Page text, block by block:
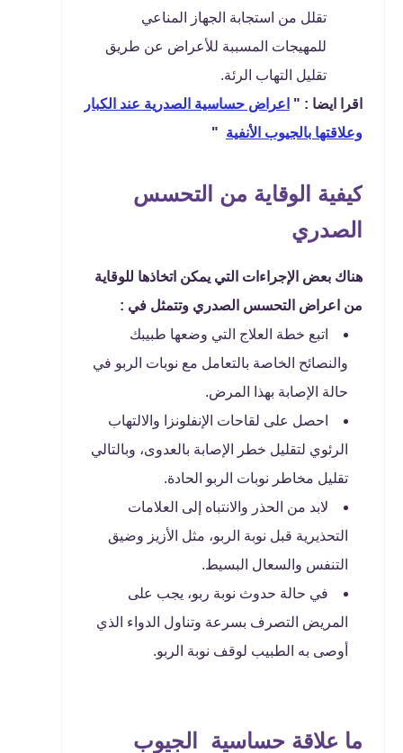
تقلل من استجابة الجهاز المناعي
للمهيجات المسببة للأعراض عن طريق
تقليل التهاب الرئة.
اقرا ايضا : " اعراض حساسية الصدرية عند الكبار
وعلاقتها بالجيوب الأنفية "
كيفية الوقاية من التحسس
الصدري
هناك بعض الإجراءات التي يمكن اتخاذها للوقاية
من اعراض التحسس الصدري وتتمثل في :
اتبع خطة العلاج التي وضعها طبيبك
والنصائح الخاصة بالتعامل مع نوبات الربو في
حالة الإصابة بهذا المرض.
احصل على لقاحات الإنفلونزا والالتهاب
الرئوي لتقليل خطر الإصابة بالعدوى، وبالتالي
تقليل مخاطر نوبات الربو الحادة.
لابد من الحذر والانتباه إلى العلامات
التحذيرية قبل نوبة الربو، مثل الأزيز وضيق
التنفس والسعال البسيط.
في حالة حدوث نوبة ربو، يجب على
المريض التصرف بسرعة وتناول الدواء الذي
أوصى به الطبيب لوقف نوبة الربو.
ما علاقة حساسية الجيوب